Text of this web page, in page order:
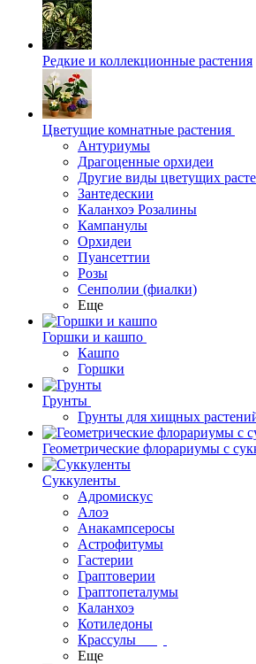
Редкие и коллекционные растения
Цветущие комнатные растения
Антуриумы
Драгоценные орхидеи
Другие виды цветущих
Зантедескии
Каланхоэ Розалины
Кампанулы
Орхидеи
Пуансеттии
Розы
Сенполии (фиалки)
Еще
Горшки и кашпо
Кашпо
Горшки
Грунты
Грунты для хищных
Геометрические флорариумы с
Суккуленты
Адромискус
Алоэ
Анакампсеросы
Астрофитумы
Гастерии
Граптоверии
Граптопеталумы
Каланхоэ
Котиледоны
Крассулы
Еще